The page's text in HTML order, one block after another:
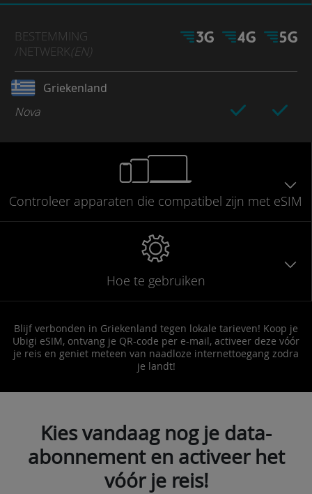
BESTEMMING
/NETWERK(EN)
Griekenland
Nova
Controleer apparaten die compatibel zijn met eSIM
Hoe te gebruiken
Blijf verbonden in Griekenland tegen lokale tarieven! Koop je
Ubigi eSIM, ontvang je QR-code per e-mail, activeer deze vóór
je reis en geniet meteen van naadloze internettoegang zodra
je landt!
Kies vandaag nog je data-
abonnement en activeer het
vóór je reis!